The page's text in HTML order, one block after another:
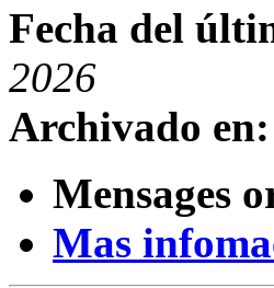
Fecha del
2026
Archivado en:
Mensages
Mas